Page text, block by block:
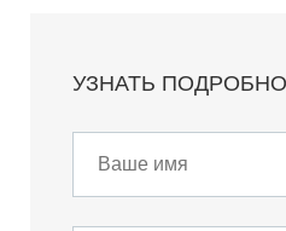
УЗНАТЬ